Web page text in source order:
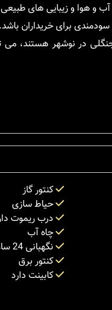
آب و هوا و زیبایی های
برای خریداران باشد.
در نوشهر هستند، می
کنتور گاز
حیاط سازی
درب ریموت
چاه آب
نگهبانی 24 ساعته
کنتور برق
کابینت دارد